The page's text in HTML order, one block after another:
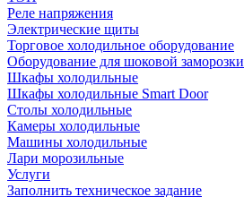
Реле напряжения
Электрические щиты
Торговое холодильное оборудование
Оборудование для шоковой заморозки
Шкафы холодильные
Шкафы холодильные Smart Door
Столы холодильные
Камеры холодильные
Машины холодильные
Лари морозильные
Услуги
Заполнить техническое задание